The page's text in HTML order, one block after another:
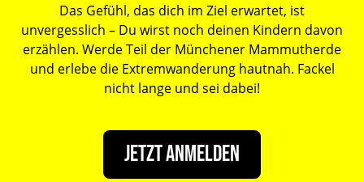
Das Gefühl, das dich im Ziel erwartet, ist
unvergesslich – Du wirst noch deinen Kindern davon
erzählen. Werde Teil der Münchener Mammutherde
und erlebe die Extremwanderung hautnah. Fackel
nicht lange und sei dabei!
Jetzt anmelden